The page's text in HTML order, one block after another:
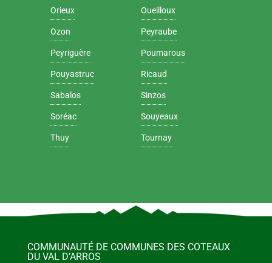
Orieux Oueilloux
Ozon Peyraube
Peyriguère Poumarous
Pouyastruc Ricaud
Sabalos Sinzos
Soréac Souyeaux
Thuy Tournay
COMMUNAUTÉ DE COMMUNES DES COTEAUX
DU VAL D’ARROS